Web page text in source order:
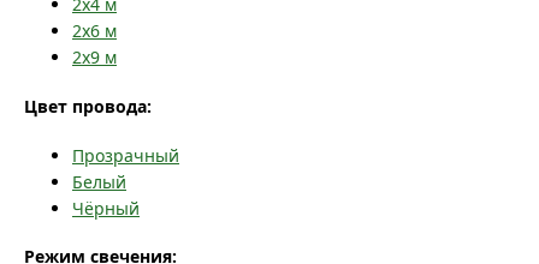
2x4 м
2x6 м
2x9 м
Цвет провода:
Прозрачный
Белый
Чёрный
Режим свечения: